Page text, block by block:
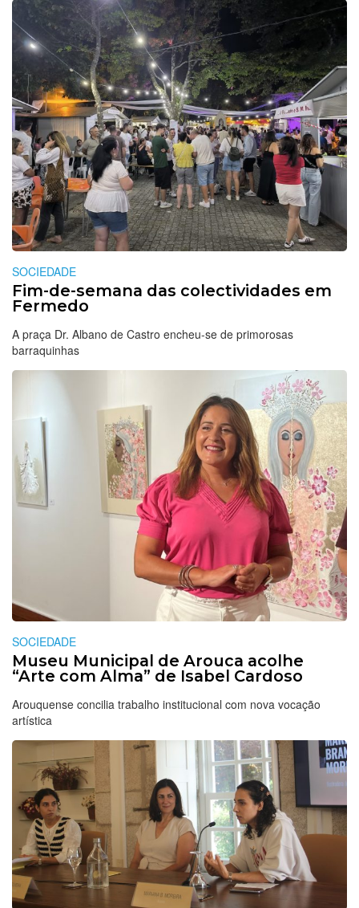
SOCIEDADE
Fim-de-semana das colectividades em
Fermedo
A praça Dr. Albano de Castro encheu-se de primorosas
barraquinhas
SOCIEDADE
Museu Municipal de Arouca acolhe
“Arte com Alma” de Isabel Cardoso
Arouquense concilia trabalho institucional com nova vocação
artística